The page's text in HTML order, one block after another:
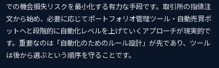
での機会損失リスクを最小化する有力な手段です。取引所の指値注
文から始め、必要に応じてポートフォリオ管理ツール・自動売買ボ
ットへと段階的に自動化レベルを上げていくアプローチが現実的で
す。重要なのは「自動化のためのルール設計」が先であり、ツール
は後から選ぶという順序を守ることです。